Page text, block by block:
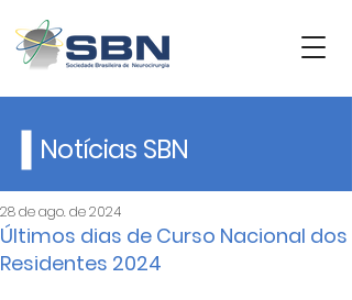
Notícias SBN
Últimos dias de Curso Nacional dos
Residentes 2024
28 de ago. de 2024